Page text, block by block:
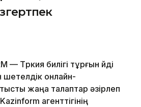
Түркия билігі тұрғын үйді
шетелдік онлайн-
жаңа талаптар әзірлеп
агенттігінің